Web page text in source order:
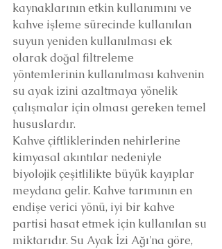
kaynaklarının etkin kullanımını ve
kahve işleme sürecinde kullanılan
suyun yeniden kullanılması ek
olarak doğal filtreleme
yöntemlerinin kullanılması kahvenin
su ayak izini azaltmaya yönelik
çalışmalar için olması gereken temel
hususlardır.
Kahve çiftliklerinden nehirlerine
kimyasal akıntılar nedeniyle
biyolojik çeşitlilikte büyük kayıplar
meydana gelir. Kahve tarımının en
endişe verici yönü, iyi bir kahve
partisi hasat etmek için kullanılan su
miktarıdır. Su Ayak İzi Ağı'na göre,